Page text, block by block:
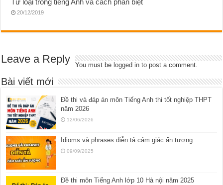
Từ loại trong tiếng Anh và cách phân biệt
20/12/2019
Leave a Reply You must be logged in to post a comment.
Bài viết mới
Đề thi và đáp án môn Tiếng Anh thi tốt nghiệp THPT
năm 2026
12/06/2026
Idioms và phrases diễn tả cảm giác ấn tượng
09/09/2025
Đề thi môn Tiếng Anh lớp 10 Hà nội năm 2025